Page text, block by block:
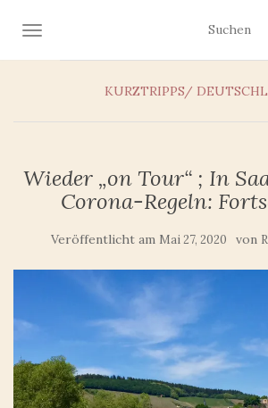
NAVIGATION UMSCHALTEN
KURZTRIPPS/
Wieder „on Tour“ ; In
Corona-Regeln:
Veröffentlicht am Mai 27, 2020 von